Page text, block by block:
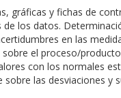
gráficas y fichas de
los datos.
en las
el proceso/
con los normales
las desviaciones y